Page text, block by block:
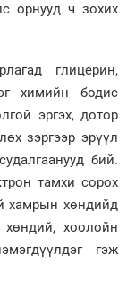
орнууд ч зохих
глицерин,
химийн бодис
эргэх, дотор
зэргээр эрүүл
бий.
тамхи сорох
хамрын хөндийд
хоолойн
гэж